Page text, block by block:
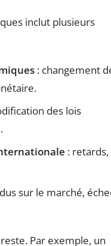
inclut plusieurs
: changement
des lois
: retards,
sur le marché,
Par exemple, un